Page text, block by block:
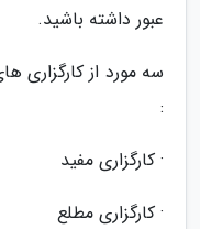
عبور داشته باشید.
سه مورد از کارگزاری
:
· کارگزاری مفید
· کارگزاری مطلع